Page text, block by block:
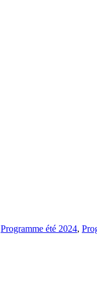
Programme été 2024,